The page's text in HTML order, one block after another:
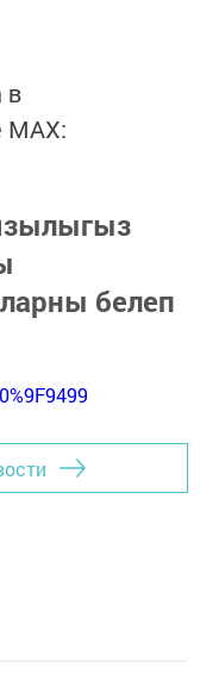
в
MАХ:
белеп